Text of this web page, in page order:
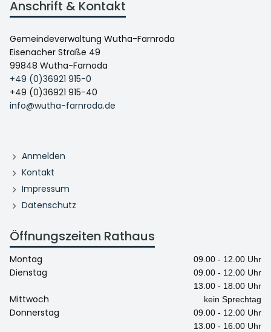
Anschrift & Kontakt
Gemeindeverwaltung Wutha-Farnroda
Eisenacher Straße 49
99848 Wutha-Farnoda
+49 (0)36921 915-0
+49 (0)36921 915-40
info@wutha-farnroda.de
Anmelden
Kontakt
Impressum
Datenschutz
Öffnungszeiten Rathaus
Montag 09.00 - 12.00 Uhr
Dienstag
09.00 - 12.00 Uhr
13.00 - 18.00 Uhr
Mittwoch kein Sprechtag
Donnerstag
09.00 - 12.00 Uhr
13.00 - 16.00 Uhr